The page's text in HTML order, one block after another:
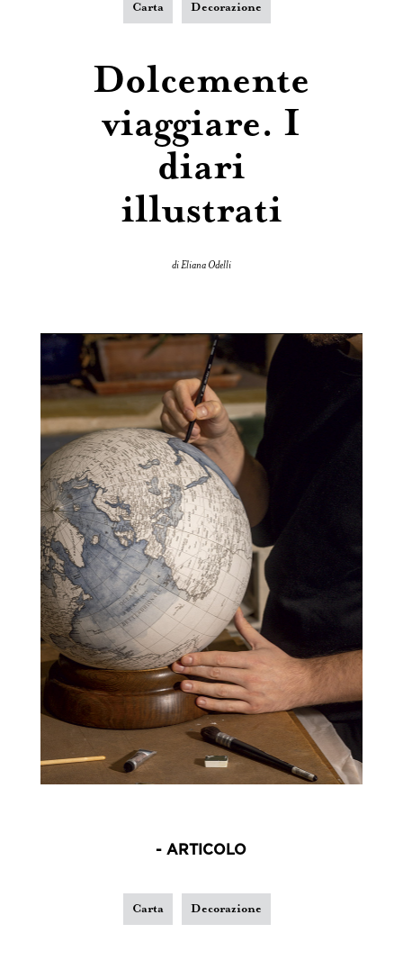
Carta Decorazione
Dolcemente
viaggiare. I
diari
illustrati
di Eliana Odelli
- ARTICOLO
Carta Decorazione